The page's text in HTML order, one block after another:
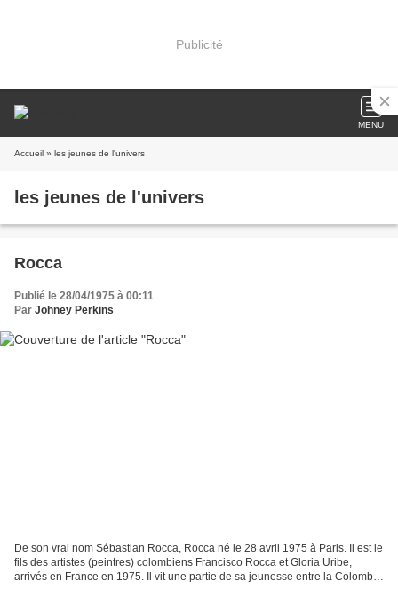
Publicité
MENU
Accueil » les jeunes de l'univers
les jeunes de l'univers
Rocca
Publié le 28/04/1975 à 00:11
Par Johney Perkins
De son vrai nom Sébastian Rocca, Rocca né le 28 avril 1975 à Paris. Il est le
fils des artistes (peintres) colombiens Francisco Rocca et Gloria Uribe,
arrivés en France en 1975. Il vit une partie de sa jeunesse entre la Colombie